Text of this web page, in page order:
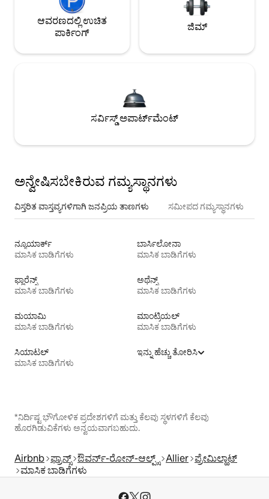
ಆವರಣದಲ್ಲಿ ಉಚಿತ
ಪಾರ್ಕಿಂಗ್
ಜಿಮ್
ಸರ್ವಿಸ್ಡ್ ಅಪಾರ್ಟ್‌ಮೆಂಟ್
ಅನ್ವೇಷಿಸಬೇಕಿರುವ ಗಮ್ಯಸ್ಥಾನಗಳು
ವಿಸ್ತರಿತ ವಾಸ್ತವ್ಯಗಳಿಗಾಗಿ ಜನಪ್ರಿಯ ತಾಣಗಳು ಸಮೀಪದ ಗಮ್ಯಸ್ಥಾನಗಳು
ನ್ಯೂಯಾರ್ಕ್
ಮಾಸಿಕ ಬಾಡಿಗೆಗಳು
ಬಾರ್ಸಿಲೋನಾ
ಮಾಸಿಕ ಬಾಡಿಗೆಗಳು
ಫ್ಲಾರೆನ್ಸ್
ಮಾಸಿಕ ಬಾಡಿಗೆಗಳು
ಅಥೆನ್ಸ್
ಮಾಸಿಕ ಬಾಡಿಗೆಗಳು
ಮಯಾಮಿ
ಮಾಸಿಕ ಬಾಡಿಗೆಗಳು
ಮಾಂಟ್ರಿಯಲ್
ಮಾಸಿಕ ಬಾಡಿಗೆಗಳು
ಸಿಯಾಟಲ್
ಮಾಸಿಕ ಬಾಡಿಗೆಗಳು
ಇನ್ನು ಹೆಚ್ಚು ತೋರಿಸಿ
*ನಿರ್ದಿಷ್ಟ ಭೌಗೋಳಿಕ ಪ್ರದೇಶಗಳಿಗೆ ಮತ್ತು ಕೆಲವು ಸ್ಥಳಗಳಿಗೆ ಕೆಲವು
ಹೊರಗಿಡುವಿಕೆಗಳು ಅನ್ವಯವಾಗಬಹುದು.
Airbnb ಫ್ರಾನ್ಸ್ ಔವರ್ನ್-ರೋನ್-ಆಲ್ಪ್ಸ್ Allier ಪ್ರೇಮಿಲ್ಹಾಟ್
ಮಾಸಿಕ ಬಾಡಿಗೆಗಳು